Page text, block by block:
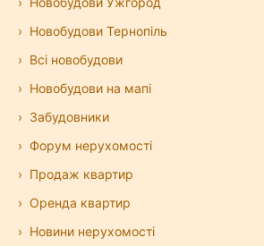
Новобудови Тернопіль
Всі новобудови
Новобудови на мапі
Забудовники
Форум нерухомості
Продаж квартир
Оренда квартир
Новини нерухомості